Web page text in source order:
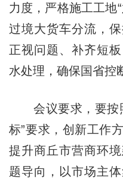
力度，严格施工工地
过境大货车分流，
正视问题、补齐短
水处理，确保国省控
会议要求，要按
标”要求，创新工作
提升商丘市营商环
题导向，以市场主